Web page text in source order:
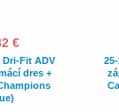
€
Dri-Fit ADV
dres +